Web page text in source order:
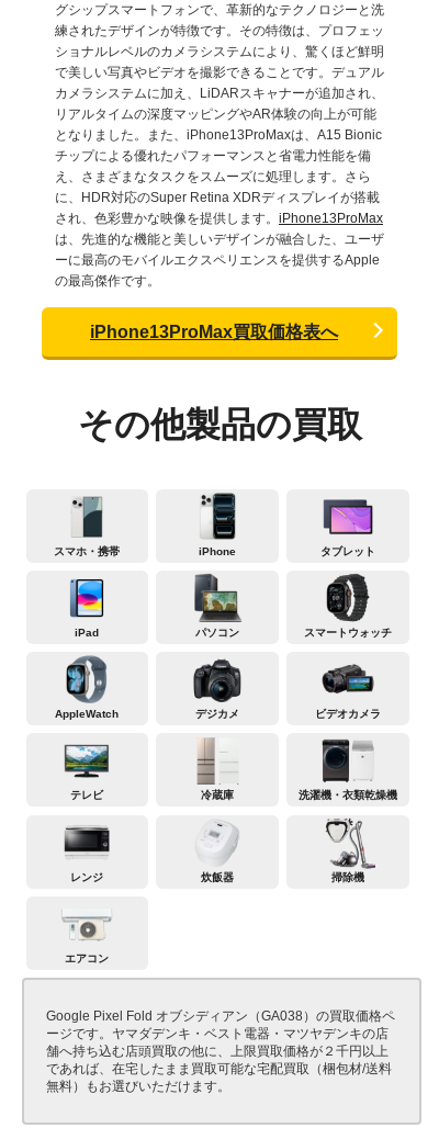
グシップスマートフォンで、革新的なテクノロジーと洗
練されたデザインが特徴です。その特徴は、プロフェッ
ショナルレベルのカメラシステムにより、驚くほど鮮明
で美しい写真やビデオを撮影できることです。デュアル
カメラシステムに加え、LiDARスキャナーが追加され、
リアルタイムの深度マッピングやAR体験の向上が可能
となりました。また、iPhone13ProMaxは、A15 Bionic
チップによる優れたパフォーマンスと省電力性能を備
え、さまざまなタスクをスムーズに処理します。さら
に、HDR対応のSuper Retina XDRディスプレイが搭載
され、色彩豊かな映像を提供します。 iPhone13ProMax
は、先進的な機能と美しいデザインが融合した、ユーザ
ーに最高のモバイルエクスペリエンスを提供するApple
の最高傑作です。
iPhone13ProMax買取価格表へ
その他製品の買取
スマホ・携帯 iPhone タブレット
iPad パソコン スマートウォッチ
AppleWatch デジカメ ビデオカメラ
テレビ 冷蔵庫 洗濯機・衣類乾燥機
レンジ 炊飯器 掃除機
エアコン
Google Pixel Fold オブシディアン（GA038）の買取価格ペ
ージです。ヤマダデンキ・ベスト電器・マツヤデンキの店
舗へ持ち込む店頭買取の他に、上限買取価格が２千円以上
であれば、在宅したまま買取可能な宅配買取（梱包材/送料
無料）もお選びいただけます。